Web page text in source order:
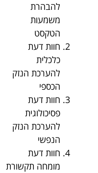
להבהרת
משמעות
הטקסט
חוות דעת
כלכלית
להערכת הנזק
הכספי
חוות דעת
פסיכולוגית
להערכת הנזק
הנפשי
חוות דעת
מומחה תקשורת